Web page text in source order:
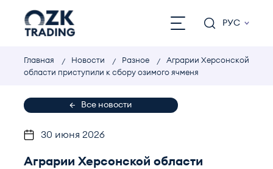
РУС
Главная Новости Разное
Аграрии Херсонской
области приступили к сбору озимого ячменя
Все новости
30 июня 2026
Аграрии Херсонской области